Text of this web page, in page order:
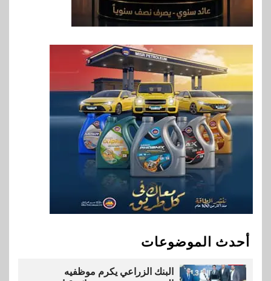
أحدث الموضوعات
اقتصاد
إي اف چي فاينانس تستعرض
في سوق تحويلات المصريين
بالخارج
9
اخبار
بيان توضيحي صادر عن شركة
ناتجاس
سوق وصلة
vivo تشعل المنافسة في مصر
مع إطلاق Y500 المزود ببطارية
البنك الزراعي يكرم موظفيه